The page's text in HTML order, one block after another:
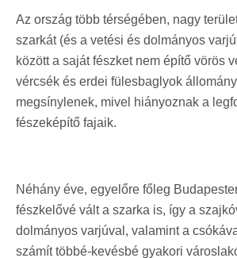
Az ország több térségében, nagy
szarkát (és a vetési és dolmányos
között a saját fészket nem építő vörös
vércsék és erdei fülesbaglyok
megsínylenek, mivel hiányoznak a
fészeképítő fajaik.
Néhány éve, egyelőre főleg
fészkelővé vált a szarka is, így a
dolmányos varjúval, valamint a
számít többé-kevésbé gyakori